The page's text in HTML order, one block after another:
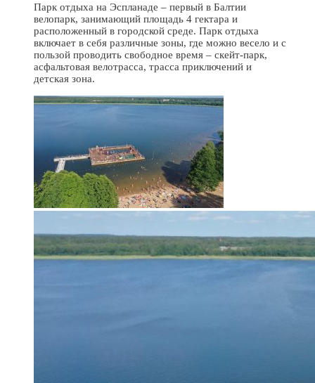
Парк отдыха на Эспланаде – первый в Балтии
велопарк, занимающий площадь 4 гектара и
расположенный в городской среде. Парк отдыха
включает в себя различные зоны, где можно весело и с
пользой проводить свободное время – скейт-парк,
асфальтовая велотрасса, трасса приключений и
детская зона.